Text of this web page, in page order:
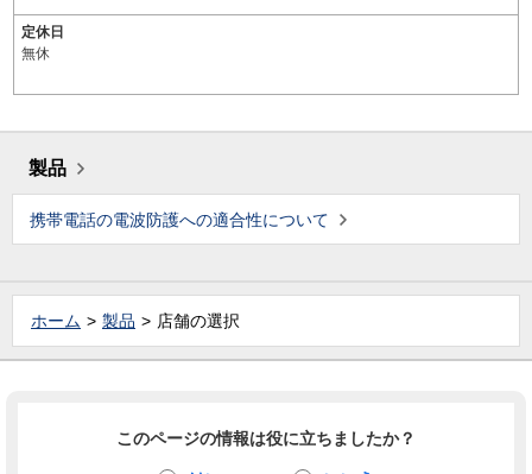
定休日
無休
製品
携帯電話の電波防護への適合性について
ホーム 製品 店舗の選択
このページの情報は役に立ちましたか？